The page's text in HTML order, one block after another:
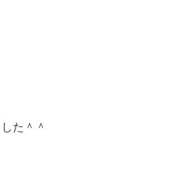
た＾＾